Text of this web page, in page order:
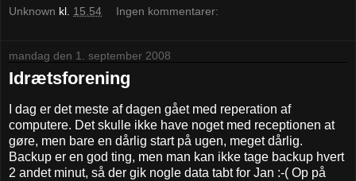
Unknown kl. 15.54 Ingen kommentarer:
mandag den 1. september 2008
Idrætsforening
I dag er det meste af dagen gået med reperation af
computere. Det skulle ikke have noget med receptionen at
gøre, men bare en dårlig start på ugen, meget dårlig.
Backup er en god ting, men man kan ikke tage backup hvert
2 andet minut, så der gik nogle data tabt for Jan :-( Op på